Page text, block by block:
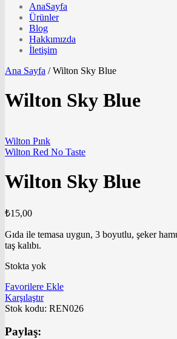
AnaSayfa
Ürünler
Blog
Hakkımızda
İletişim
Ana Sayfa /Wilton Sky Blue
Wilton Sky Blue
Wilton Pınk
Wilton Red No Taste
Wilton Sky Blue
₺15,00
Gıda ile temasa uygun, 3 boyutlu, şeker
taş kalıbı.
Stokta yok
Favorilere Ekle
Karşılaştır
Stok kodu: REN026
Paylaş: